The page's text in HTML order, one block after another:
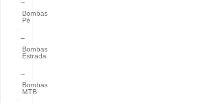
Bombas
Pé
Bombas
Estrada
Bombas
MTB